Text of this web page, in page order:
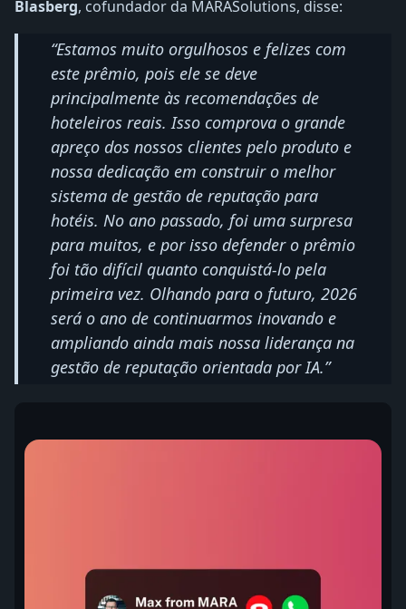
Blasberg, cofundador da MARASolutions, disse:
“Estamos muito orgulhosos e felizes com
este prêmio, pois ele se deve
principalmente às recomendações de
hoteleiros reais. Isso comprova o grande
apreço dos nossos clientes pelo produto e
nossa dedicação em construir o melhor
sistema de gestão de reputação para
hotéis. No ano passado, foi uma surpresa
para muitos, e por isso defender o prêmio
foi tão difícil quanto conquistá-lo pela
primeira vez. Olhando para o futuro, 2026
será o ano de continuarmos inovando e
ampliando ainda mais nossa liderança na
gestão de reputação orientada por IA.”